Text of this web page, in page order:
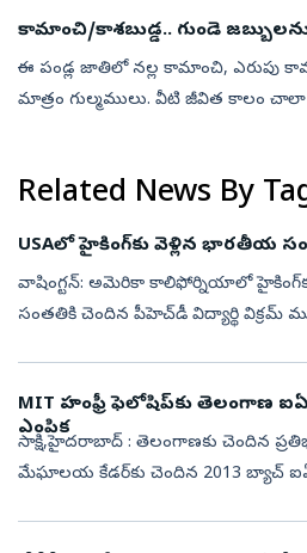
కామాంచి/కాశబుడ్డ.. గుండె
ఈ పండ్ల జాతిలో నల్ల కామాంచి, ఎరుపు
మాత్రం గుల్మములు. వీటి జీవిత కాలం చాలా
Related News By
USAలో హైకింగ్‌కు వెళ్లిన భారతీయ
వాషింగ్టన్: అమెరికా కాలిఫోర్నియాలో
సంతతికి చెందిన పీహెచ్‌డీ విద్యార్థి విక్రమ్
MIT హంఫ్రీ ఫెలోషిప్‌కు తెలంగాణ
ఎంపిక
సాక్షి,హైదరాబాద్‌ : తెలంగాణకు చెందిన
మేఘాలయ కేడర్‌కు చెందిన 2013 బ్యాచ్ ఐఏఎస్